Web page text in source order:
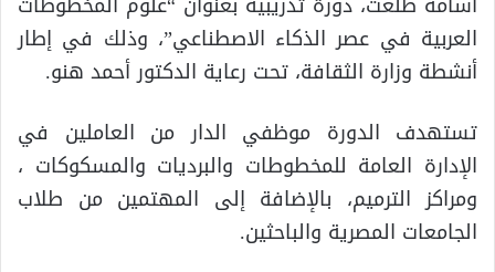
العربية في عصر الذكاء الاصطناعي”، وذلك في إطار
أنشطة وزارة الثقافة، تحت رعاية الدكتور أحمد هنو.
تستهدف الدورة موظفي الدار من العاملين في
الإدارة العامة للمخطوطات والبرديات والمسكوكات ،
ومراكز الترميم، بالإضافة إلى المهتمين من طلاب
الجامعات المصرية والباحثين.